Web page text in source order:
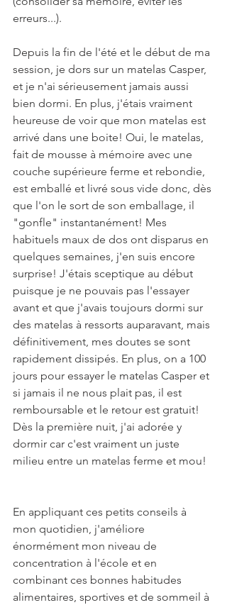
erreurs...).
Depuis la fin de l'été et le début de ma
session, je dors sur un matelas Casper,
et je n'ai sérieusement jamais aussi
bien dormi. En plus, j'étais vraiment
heureuse de voir que mon matelas est
arrivé dans une boite! Oui, le matelas,
fait de mousse à mémoire avec une
couche supérieure ferme et rebondie,
est emballé et livré sous vide donc, dès
que l'on le sort de son emballage, il
"gonfle" instantanément! Mes
habituels maux de dos ont disparus en
quelques semaines, j'en suis encore
surprise! J'étais sceptique au début
puisque je ne pouvais pas l'essayer
avant et que j'avais toujours dormi sur
des matelas à ressorts auparavant, mais
définitivement, mes doutes se sont
rapidement dissipés. En plus, on a 100
jours pour essayer le matelas Casper et
si jamais il ne nous plait pas, il est
remboursable et le retour est gratuit!
Dès la première nuit, j'ai adorée y
dormir car c'est vraiment un juste
milieu entre un matelas ferme et mou!
En appliquant ces petits conseils à
mon quotidien, j'améliore
énormément mon niveau de
concentration à l'école et en
combinant ces bonnes habitudes
alimentaires, sportives et de sommeil à